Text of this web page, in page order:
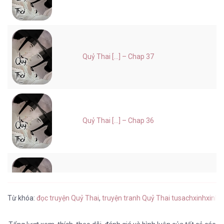
Quỷ Thai [...] – Chap 37
Quỷ Thai [...] – Chap 36
Từ khóa: đọc truyện Quỷ Thai, truyện tranh Quỷ Thai tusachxinhxinh